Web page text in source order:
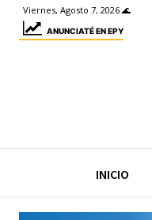
Viernes, Agosto 7, 2026 🌊
ANUNCIATÉ EN EPY
INICIO